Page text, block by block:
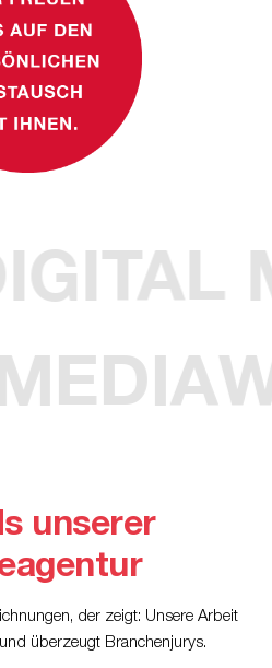
unserer
der zeigt: Unsere Arbeit
überzeugt Branchenjurys.